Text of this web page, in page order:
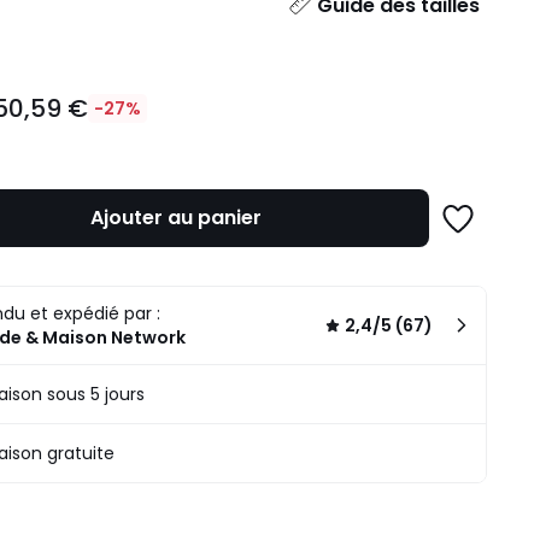
€ -27%
Ajouter au panier
Ajouter
et expédié par :
& Maison Network
2,4/5 (67)
sous 5 jours
gratuite